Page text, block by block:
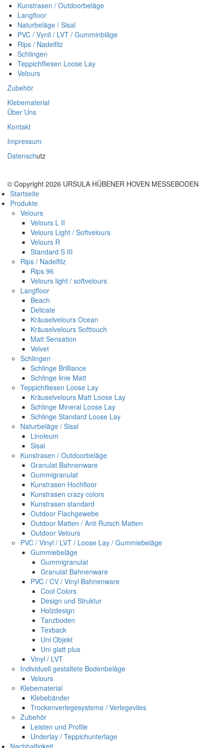
Kunstrasen / Outdoorbeläge
Langfloor
Naturbeläge / Sisal
PVC / Vynil / LVT / Gumminbläge
Rips / Nadelfilz
Schlingen
Teppichfliesen Loose Lay
Velours
Zubehör
Klebematerial
Über Uns
Kontakt
Impressum
Datenschutz
© Copyright 2026 URSULA HÜBENER HOVEN MESSEBODEN
Startseite
Produkte
Velours
Velours L II
Velours Light / Softvelours
Velours R
Standard S III
Rips / Nadelfilz
Rips 96
Velours light / softvelours
Langfloor
Beach
Delicate
Kräuselvelours Ocean
Kräuselvelours Softtouch
Matt Sensation
Velvet
Schlingen
Schlinge Brilliance
Schlinge linie Matt
Teppichfliesen Loose Lay
Kräuselvelours Matt Loose Lay
Schlinge Mineral Loose Lay
Schlinge Standard Loose Lay
Naturbeläge / Sisal
Linoleum
Sisal
Kunstrasen / Outdoorbeläge
Granulat Bahnenware
Gummigranulat
Kunstrasen Hochfloor
Kunstrasen crazy colors
Kunstrasen standard
Outdoor Flachgewebe
Outdoor Matten / Anti Rutsch Matten
Outdoor Velours
PVC / Vinyl / LVT / Loose Lay / Gummiebeläge
Gummiebeläge
Gummigranulat
Granulat Bahnenware
PVC / CV / Vinyl Bahnenware
Cool Colors
Design und Struktur
Holzdesign
Tanzboden
Texback
Uni Objekt
Uni glatt plus
Vinyl / LVT
Individuell gestaltete Bodenbeläge
Velours
Klebematerial
Klebebänder
Trockenverlegesysteme / Verlegevlies
Zubehör
Leisten und Profile
Underlay / Teppichunterlage